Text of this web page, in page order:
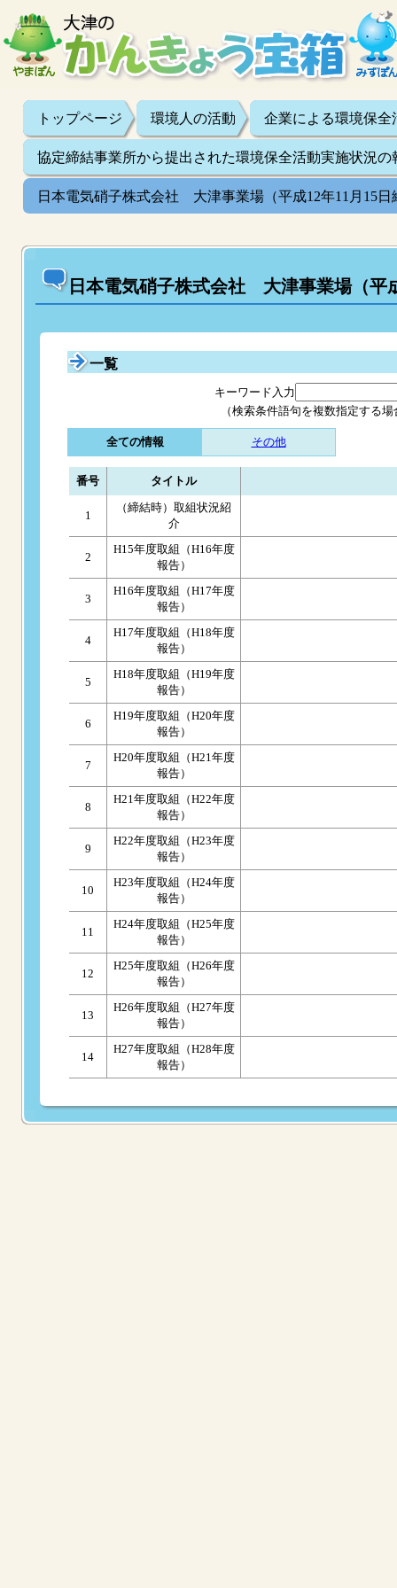
トップページ 環境人の活動 企業による環境保全
協定締結事業所から提出された環境保全活動実施状況の
日本電気硝子株式会社 大津事業場（平成12年11月15日
日本電気硝子株式会社 大津事業場（平
一覧
キーワード入力
（検索条件語句を複数指定する
全ての情報 その他
番号 タイトル
1
（締結時）取組状況紹
介
2
H15年度取組（H16年度
報告）
3
H16年度取組（H17年度
報告）
4
H17年度取組（H18年度
報告）
5
H18年度取組（H19年度
報告）
6
H19年度取組（H20年度
報告）
7
H20年度取組（H21年度
報告）
8
H21年度取組（H22年度
報告）
9
H22年度取組（H23年度
報告）
10
H23年度取組（H24年度
報告）
11
H24年度取組（H25年度
報告）
12
H25年度取組（H26年度
報告）
13
H26年度取組（H27年度
報告）
14
H27年度取組（H28年度
報告）